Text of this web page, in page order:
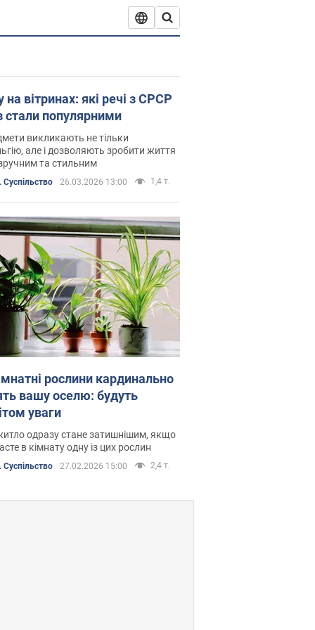
на вітринах: які речі з СРСР
стали популярними
викликають не тільки
але і дозволяють зробити життя
та стильним
26.03.2026 13:00 1,4 т.
рослини кардинально
вашу оселю: будуть
уваги
одразу стане затишнішим, якщо
в кімнату одну із цих рослин
27.02.2026 15:00 2,4 т.